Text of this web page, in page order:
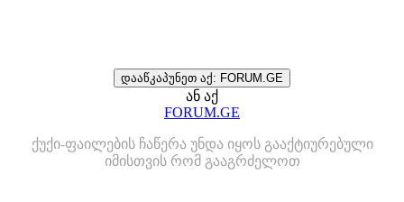
დააწკაპუნეთ აქ: FORUM.GE
ან აქ
FORUM.GE
ქუქი-ფაილების ჩაწერა უნდა იყოს გააქტიურებული
იმისთვის რომ გააგრძელოთ